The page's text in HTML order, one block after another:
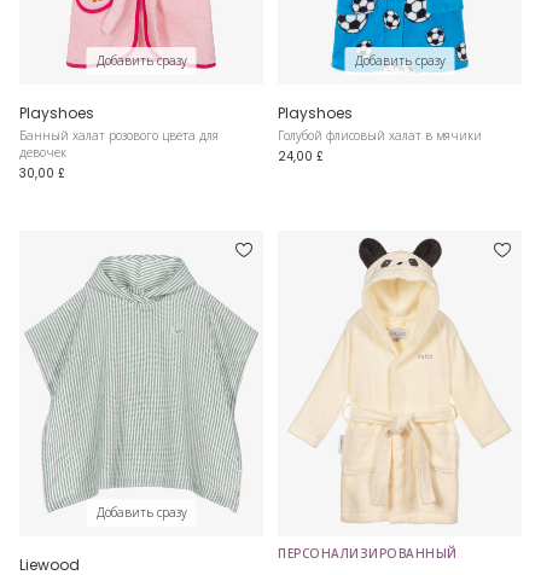
Добавить сразу
Playshoes
Банный халат розового цвета для
девочек
30,00 £
Добавить сразу
Playshoes
Голубой флисовый халат в мячики
24,00 £
Добавить сразу
Liewood
ПЕРСОНАЛИЗИРОВАННЫЙ